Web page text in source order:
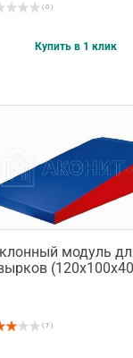
( 0 )
Купить в 1 клик
модуль
( 7 )